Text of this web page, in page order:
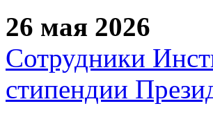
26 мая 2026
Сотрудники
стипендии